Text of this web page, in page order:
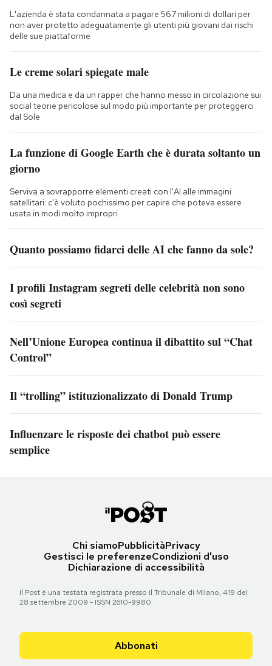
L'azienda è stata condannata a pagare 567 milioni di dollari per
non aver protetto adeguatamente gli utenti più giovani dai rischi
delle sue piattaforme
Le creme solari spiegate male
Da una medica e da un rapper che hanno messo in circolazione sui
social teorie pericolose sul modo più importante per proteggerci
dal Sole
La funzione di Google Earth che è durata soltanto un
giorno
Serviva a sovrapporre elementi creati con l'AI alle immagini
satellitari: c'è voluto pochissimo per capire che poteva essere
usata in modi molto impropri
Quanto possiamo fidarci delle AI che fanno da sole?
I profili Instagram segreti delle celebrità non sono
così segreti
Nell’Unione Europea continua il dibattito sul “Chat
Control”
Il “trolling” istituzionalizzato di Donald Trump
Influenzare le risposte dei chatbot può essere
semplice
Chi siamoPubblicitàPrivacy
Gestisci le preferenzeCondizioni d'uso
Dichiarazione di accessibilità
Il Post è una testata registrata presso il Tribunale di Milano, 419 del
28 settembre 2009 - ISSN 2610-9980
Abbonati